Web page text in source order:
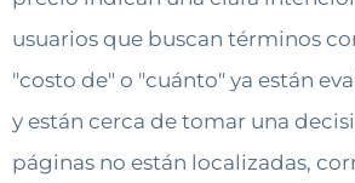
usuarios que buscan términos
"costo de" o "cuánto" ya están
y están cerca de tomar una
páginas no están localizadas,